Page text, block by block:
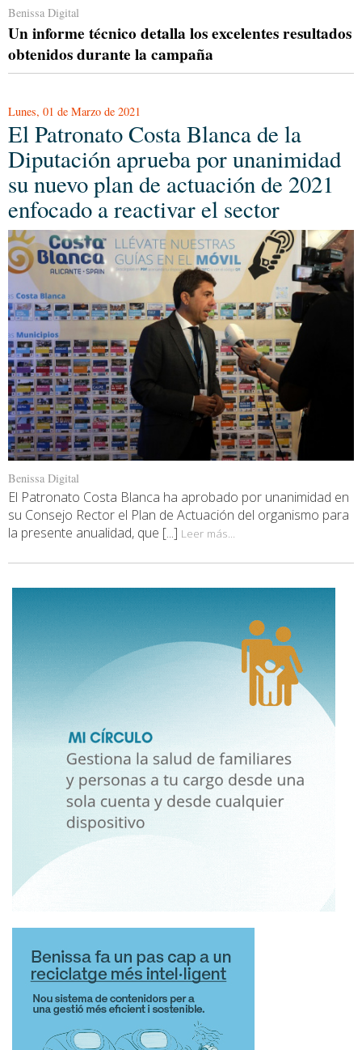
Benissa Digital
Un informe técnico detalla los excelentes resultados
obtenidos durante la campaña
Lunes, 01 de Marzo de 2021
El Patronato Costa Blanca de la
Diputación aprueba por unanimidad
su nuevo plan de actuación de 2021
enfocado a reactivar el sector
Benissa Digital
El Patronato Costa Blanca ha aprobado por unanimidad en
su Consejo Rector el Plan de Actuación del organismo para
la presente anualidad, que [...] Leer más...